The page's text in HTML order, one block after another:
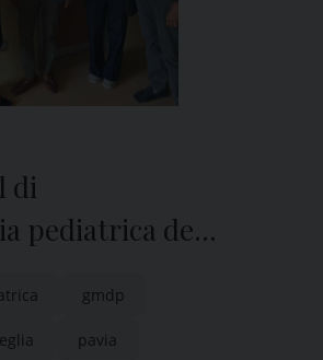
di
pediatrica del
favola di
gmdp
pavia